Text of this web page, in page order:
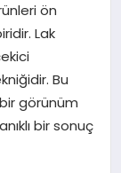
ön
Lak
Bu
görünüm
bir sonuç